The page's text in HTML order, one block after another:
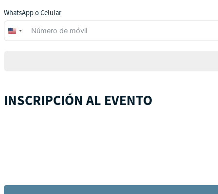
WhatsApp o Celular
United
States
INSCRIPCIÓN AL EVENTO